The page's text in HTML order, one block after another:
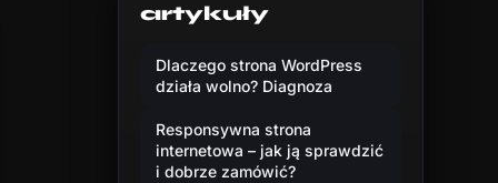
artykuły
Dlaczego strona WordPress
działa wolno? Diagnoza
Responsywna strona
internetowa – jak ją sprawdzić
i dobrze zamówić?